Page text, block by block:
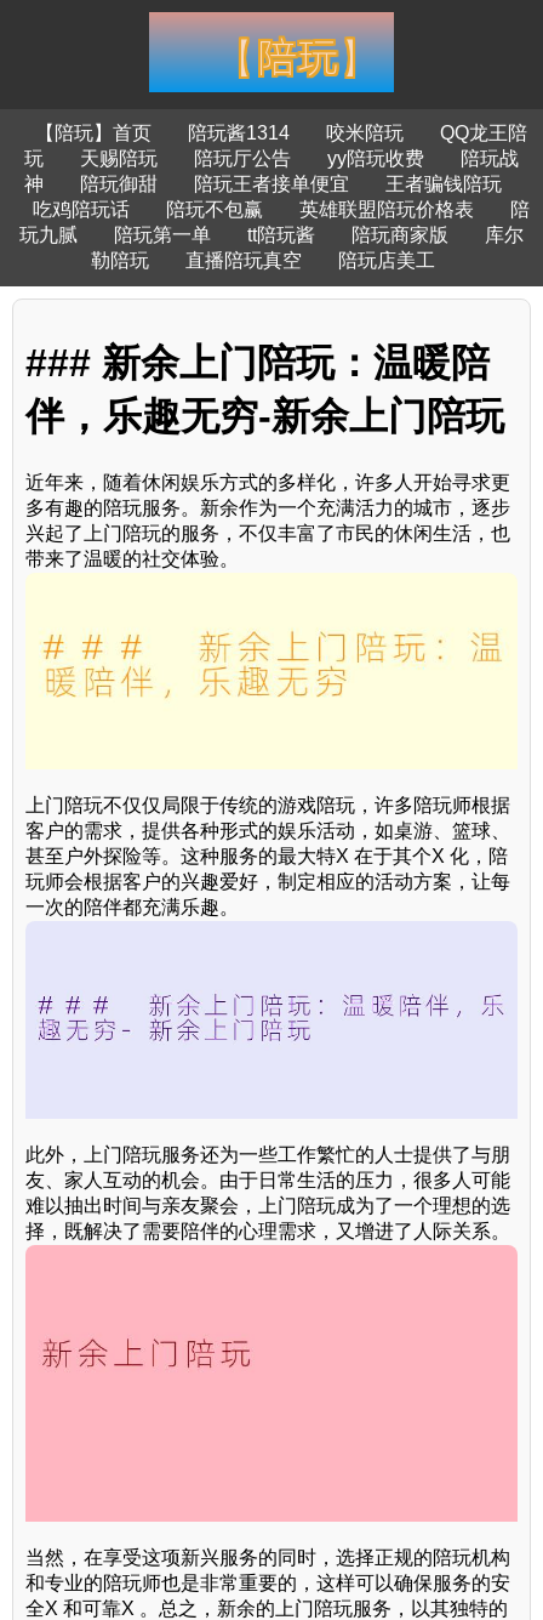
【陪玩】首页 陪玩酱1314 咬米陪玩
QQ龙王陪
玩
天赐陪玩 陪玩厅公告 yy陪玩收费
陪玩战
神
陪玩御甜 陪玩王者接单便宜
王者骗钱陪玩
吃鸡陪玩话
陪玩不包赢 英雄联盟陪玩价格表
陪
玩九腻
陪玩第一单 tt陪玩酱 陪玩商家版
库尔
勒陪玩
直播陪玩真空 陪玩店美工
### 新余上门陪玩：温暖陪
伴，乐趣无穷-新余上门陪玩
近年来，随着休闲娱乐方式的多样化，许多人开始寻求更
多有趣的陪玩服务。新余作为一个充满活力的城市，逐步
兴起了上门陪玩的服务，不仅丰富了市民的休闲生活，也
带来了温暖的社交体验。
上门陪玩不仅仅局限于传统的游戏陪玩，许多陪玩师根据
客户的需求，提供各种形式的娱乐活动，如桌游、篮球、
甚至户外探险等。这种服务的最大特X 在于其个X 化，陪
玩师会根据客户的兴趣爱好，制定相应的活动方案，让每
一次的陪伴都充满乐趣。
此外，上门陪玩服务还为一些工作繁忙的人士提供了与朋
友、家人互动的机会。由于日常生活的压力，很多人可能
难以抽出时间与亲友聚会，上门陪玩成为了一个理想的选
择，既解决了需要陪伴的心理需求，又增进了人际关系。
当然，在享受这项新兴服务的同时，选择正规的陪玩机构
和专业的陪玩师也是非常重要的，这样可以确保服务的安
全X 和可靠X 。总之，新余的上门陪玩服务，以其独特的